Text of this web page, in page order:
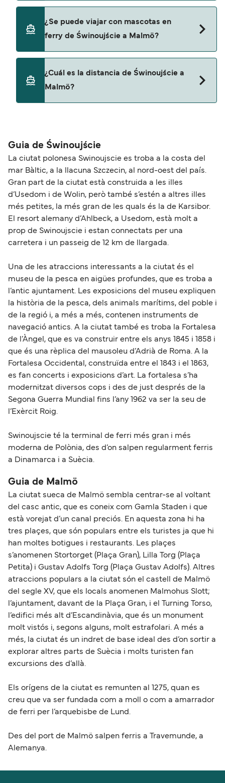
Malmö con
¿Se puede viajar con mascotas en
ferry de Świnoujście a Malmö?
No, no se admiten mascotas a bordo de los ferris.
¿Cuál es la distancia de Świnoujście a
Malmö?
Guia de Świnoujście
La ciutat polonesa Swinoujscie es troba a la costa del
mar Bàltic, a la llacuna Szczecin, al nord-oest del país.
Gran part de la ciutat està construida a les illes
d’Usedom i de Wolin, però també s’estén a altres illes
més petites, la més gran de les quals és la de Karsibor.
El resort alemany d’Ahlbeck, a Usedom, està molt a
prop de Swinoujscie i estan connectats per una
carretera i un passeig de 12 km de llargada.
Una de les atraccions interessants a la ciutat és el
museu de la pesca en aigües profundes, que es troba a
l’antic ajuntament. Les exposicions del museu expliquen
la història de la pesca, dels animals marítims, del poble i
de la regió i, a més a més, contenen instruments de
navegació antics. A la ciutat també es troba la Fortalesa
de l’Àngel, que es va construir entre els anys 1845 i 1858 i
que és una rèplica del mausoleu d’Adrià de Roma. A la
Fortalesa Occidental, construïda entre el 1843 i el 1863,
es fan concerts i exposicions d’art. La fortalesa s’ha
modernitzat diversos cops i des de just després de la
Segona Guerra Mundial fins l’any 1962 va ser la seu de
l’Exèrcit Roig.
Swinoujscie té la terminal de ferri més gran i més
moderna de Polònia, des d’on salpen regularment ferris
a Dinamarca i a Suècia.
Guia de Malmö
La ciutat sueca de Malmö sembla centrar-se al voltant
del casc antic, que es coneix com Gamla Staden i que
està vorejat d’un canal preciós. En aquesta zona hi ha
tres plaçes, que són populars entre els turistes ja que hi
han moltes botigues i restaurants. Les plaçes
s’anomenen Stortorget (Plaça Gran), Lilla Torg (Plaça
Petita) i Gustav Adolfs Torg (Plaça Gustav Adolfs). Altres
atraccions populars a la ciutat són el castell de Malmö
del segle XV, que els locals anomenen Malmohus Slott;
l’ajuntament, davant de la Plaça Gran, i el Turning Torso,
l’edifici més alt d’Escandinàvia, que és un monument
molt vistós i, segons alguns, molt estrafolari. A més a
més, la ciutat és un indret de base ideal des d’on sortir a
explorar altres parts de Suècia i molts turisten fan
excursions des d’allà.
Els orígens de la ciutat es remunten al 1275, quan es
creu que va ser fundada com a moll o com a amarrador
de ferri per l’arquebisbe de Lund.
Des del port de Malmö salpen ferris a Travemunde, a
Alemanya.